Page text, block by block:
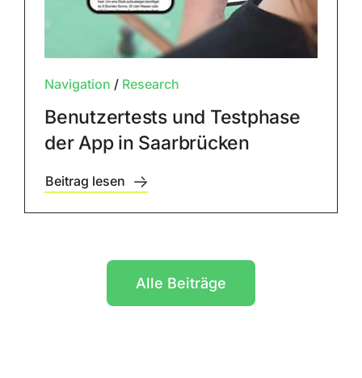
Navigation / Research
Benutzertests und Testphase
der App in Saarbrücken
Beitrag lesen
Alle Beiträge